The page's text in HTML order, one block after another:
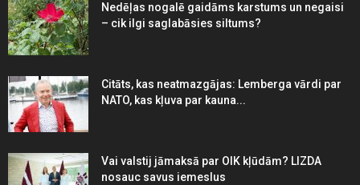
Nedēļas nogalē gaidāms karstums un negaisi
– cik ilgi saglabāsies siltums?
Citāts, kas neatmazgājas: Lemberga vārdi par
NATO, kas kļuva par kauna...
Vai valstij jāmaksā par OIK kļūdām? LIZDA
nosauc savus iemeslus